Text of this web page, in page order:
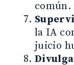
común.
la IA
juicio